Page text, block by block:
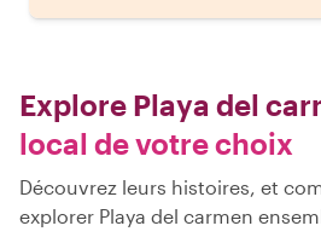
Explore Playa del
local de votre choix
Découvrez leurs histoires, et
explorer Playa del carmen